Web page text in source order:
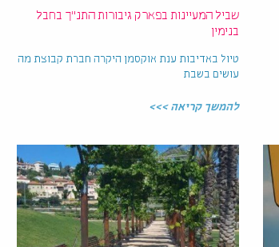
שביל המעיינות בפארק גיבורות התנ"ך בחבל
בנימין
טיול באדיבות ענת אוקסמן היקרה חברת קבוצת מה
עושים בשבת
להמשך קריאה >>>